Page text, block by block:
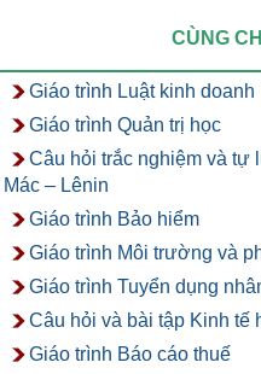
CÙNG
Giáo trình Luật kinh doanh
Giáo trình Quản trị học
Câu hỏi trắc nghiệm và tự
Mác – Lênin
Giáo trình Bảo hiểm
Giáo trình Môi trường và
Giáo trình Tuyển dụng
Câu hỏi và bài tập Kinh tế
Giáo trình Báo cáo thuế